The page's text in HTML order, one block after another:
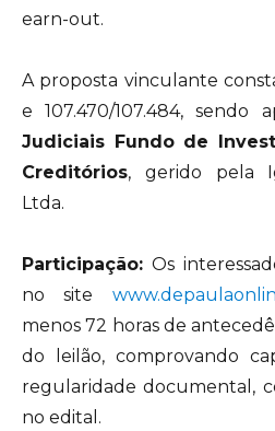
earn-out.
A proposta vinculante
e 107.470/107.484, sendo
Judiciais Fundo de
Creditórios, gerido pela
Ltda.
Participação: Os
no site
menos 72 horas de
do leilão, comprovando
regularidade documental,
no edital.